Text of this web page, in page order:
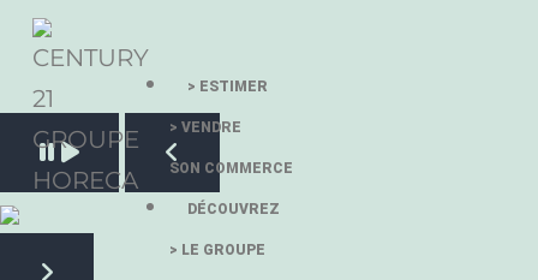
> ESTIMER
> VENDRE
SON COMMERCE
DÉCOUVREZ
> LE GROUPE
Pause slide rotation
Resume slide rotation
Previous slide